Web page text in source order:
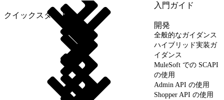
入門ガイド
クイックスタート
開発
全般的なガイダンス
ハイブリッド実装ガ
イダンス
MuleSoft での SCAPI
の使用
Admin API の使用
Shopper API の使用